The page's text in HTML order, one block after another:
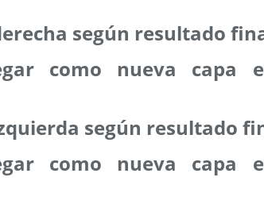
según resultado
como nueva capa
según resultado
como nueva capa